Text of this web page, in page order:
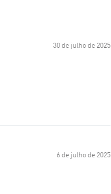
30 de julho de 2025
6 de julho de 2025